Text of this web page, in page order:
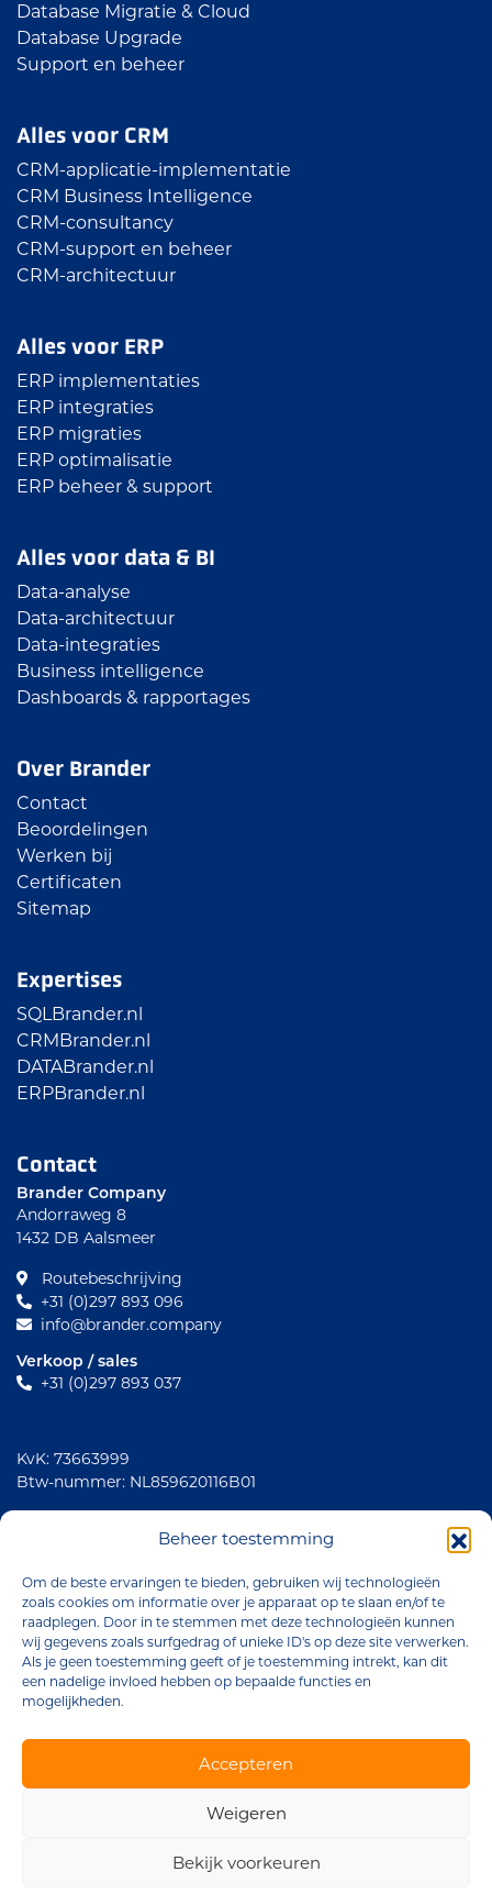
Beheer toestemming
Om de beste ervaringen te bieden, gebruiken wij technologieën
zoals cookies om informatie over je apparaat op te slaan en/of te
raadplegen. Door in te stemmen met deze technologieën kunnen
wij gegevens zoals surfgedrag of unieke ID's op deze site verwerken.
Als je geen toestemming geeft of je toestemming intrekt, kan dit
een nadelige invloed hebben op bepaalde functies en
mogelijkheden.
Accepteren
Weigeren
Bekijk voorkeuren
Database Migratie & Cloud
Database Upgrade
Support en beheer
Alles voor CRM
CRM-applicatie-implementatie
CRM Business Intelligence
CRM-consultancy
CRM-support en beheer
CRM-architectuur
Alles voor ERP
ERP implementaties
ERP integraties
ERP migraties
ERP optimalisatie
ERP beheer & support
Alles voor data & BI
Data-analyse
Data-architectuur
Data-integraties
Business intelligence
Dashboards & rapportages
Over Brander
Contact
Beoordelingen
Werken bij
Certificaten
Sitemap
Expertises
SQLBrander.nl
CRMBrander.nl
DATABrander.nl
ERPBrander.nl
Contact
Brander Company
Andorraweg 8
1432 DB Aalsmeer
Routebeschrijving
+31 (0)297 893 096
info@brander.company
Verkoop / sales
+31 (0)297 893 037
KvK: 73663999
Btw-nummer: NL859620116B01
Brander Company © 2026
Algemene voorwaarden
Privacyverklaring
Cookiebeleid